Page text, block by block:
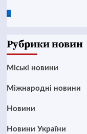
Google
Рубрики новин
Mіські новини
Міжнародні новини
Новини
Новини України